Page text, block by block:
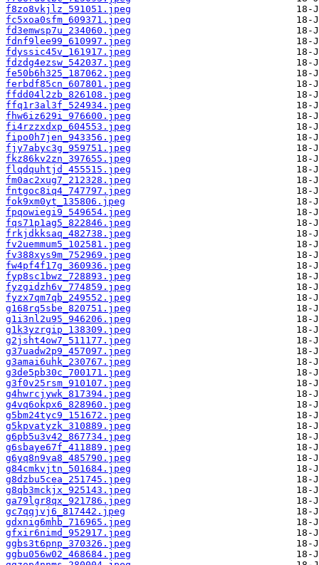
f8zo8vkjlz_591051.jpeg
fc5xoa0sfm_609371.jpeg
fd3emwsp7u_234060.jpeg
fdnf9lee99_610997.jpeg
fdyssic45v_161917.jpeg
fdzdg4ezsw_542037.jpeg
fe50b6h325_187062.jpeg
ferbdf85cn_607801.jpeg
ffdd04l2zb_826108.jpeg
ffq1r3al3f_524934.jpeg
fhw6iz629i_976600.jpeg
fi4rzzxdxp_604553.jpeg
fipo0h7jen_943356.jpeg
fjy7abyc3g_959751.jpeg
fkz86kv2zn_397655.jpeg
flqdquhtjd_455515.jpeg
fm0ac2xug7_212328.jpeg
fntgoc8iq4_747797.jpeg
fok9xm0yt_135806.jpeg
fpqowiegi9_549654.jpeg
fqs71p1ag5_822846.jpeg
frkjdkksaq_482738.jpeg
fv2uemmum5_102581.jpeg
fv388xys9m_752969.jpeg
fw4pf4f17g_360936.jpeg
fyp8sc1bwz_728893.jpeg
fyzgidzh6v_774859.jpeg
fyzx7qm7qb_249552.jpeg
g168rq5sbe_820751.jpeg
g1i3nl2u95_946206.jpeg
g1k3yzrgip_138309.jpeg
g2jsht4ow7_511177.jpeg
g37uadw2p9_457097.jpeg
g3amai6uhk_230767.jpeg
g3de5pb30c_700171.jpeg
g3f0v25rsm_910107.jpeg
g4hwrcjywk_817394.jpeg
g4vq6okpx6_828960.jpeg
g5bm24tyc9_151672.jpeg
g5kpvatyzk_310889.jpeg
g6pb5u3v42_867734.jpeg
g6sbaye67f_411889.jpeg
g6yq8n9va8_485790.jpeg
g84cmkvjtn_501684.jpeg
g8dzbu5cea_251745.jpeg
g8qb3mckjx_925143.jpeg
ga79lgr8qx_921786.jpeg
gc7qqjvj6_817442.jpeg
gdxnig6mhb_716965.jpeg
gfxir6nimd_952917.jpeg
ggbs3t6pnp_370326.jpeg
ggbu056w02_468684.jpeg